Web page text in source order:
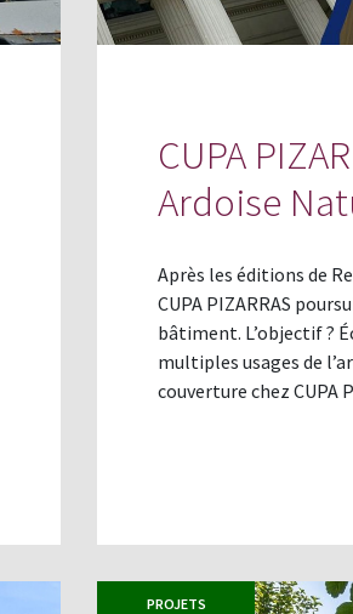
CUPA
Ardoise
Après les éditions de
CUPA PIZARRAS
bâtiment. L’objectif ?
multiples usages de
couverture chez CUPA
PROJETS